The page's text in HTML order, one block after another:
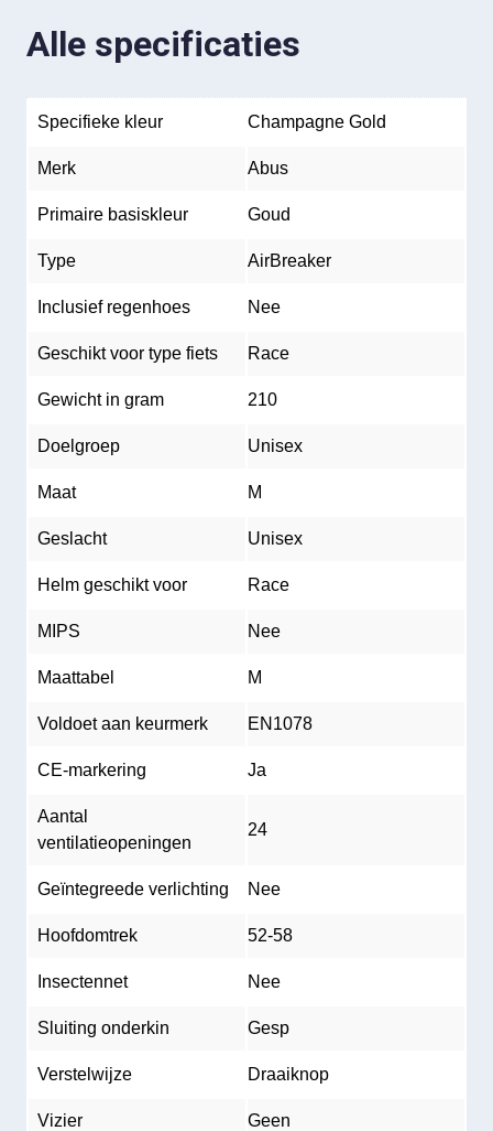
Alle specificaties
Specifieke kleur Champagne Gold
Merk Abus
Primaire basiskleur Goud
Type AirBreaker
Inclusief regenhoes Nee
Geschikt voor type fiets Race
Gewicht in gram 210
Doelgroep Unisex
Maat M
Geslacht Unisex
Helm geschikt voor Race
MIPS Nee
Maattabel M
Voldoet aan keurmerk EN1078
CE-markering Ja
Aantal
ventilatieopeningen
24
Geïntegreede verlichting Nee
Hoofdomtrek 52-58
Insectennet Nee
Sluiting onderkin Gesp
Verstelwijze Draaiknop
Vizier Geen